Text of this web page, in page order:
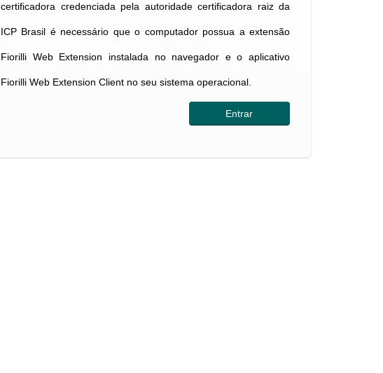
certificadora credenciada pela autoridade certificadora raiz da
ICP Brasil é necessário que o computador possua a extensão
Fiorilli Web Extension instalada no navegador e o aplicativo
Fiorilli Web Extension Client no seu sistema operacional.